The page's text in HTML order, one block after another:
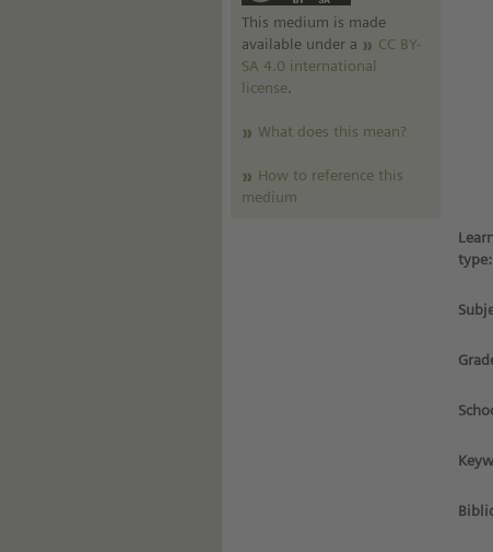
This medium is made
available under a
CC BY-
SA 4.0 international
license.
What does this mean?
How to reference this
medium
type: